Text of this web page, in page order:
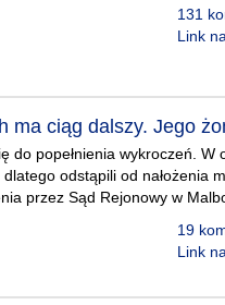
131
Link
ma ciąg dalszy. Jego
do popełnienia wykroczeń.
odstąpili od nałożenia
przez Sąd Rejonowy w
19
Link